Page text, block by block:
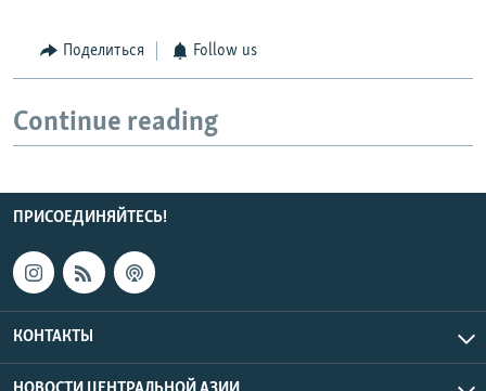
Поделиться Follow us
Continue reading
ПРИСОЕДИНЯЙТЕСЬ!
КОНТАКТЫ